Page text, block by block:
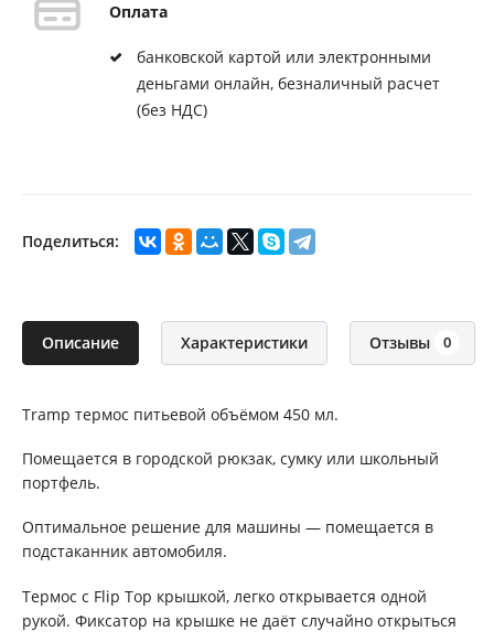
Оплата
банковской картой или электронными
деньгами онлайн, безналичный расчет
(без НДС)
Поделиться:
Описание Характеристики Отзывы 0
Tramp термос питьевой объёмом 450 мл.
Помещается в городской рюкзак, сумку или школьный
портфель.
Оптимальное решение для машины — помещается в
подстаканник автомобиля.
Термос с Flip Top крышкой, легко открывается одной
рукой. Фиксатор на крышке не даёт случайно открыться